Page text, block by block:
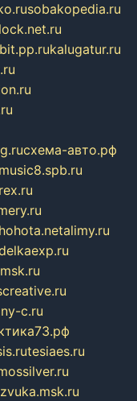
sobakopedia.ru
kalugatur.ru
схема-авто.рф
music8.spb.ru
hohota.netalimy.ru
c.ru
tesiaes.ru